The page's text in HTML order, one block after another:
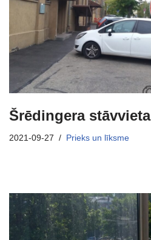
Šrēdingera stāvvieta
2021-09-27 Prieks un līksme